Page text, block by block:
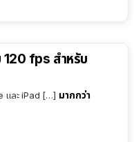
120 fps สำหรับ
และ iPad […] มากกว่า